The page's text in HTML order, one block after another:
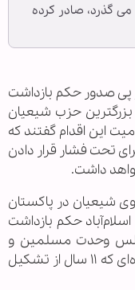
از تشکیل آن می گذرد، صادر کرده
پی صدور حکم بازداشت
حزب شیعیان
این اقدام گفتند که
تحت فشار قرار دادن
داشت.
شیعیان در پاکستان
حکم بازداشت
وحدت مسلمین و
نماینده مجلس سنا را در ارتباط با پرونده‌ای که ۱۱ سال از تشکیل